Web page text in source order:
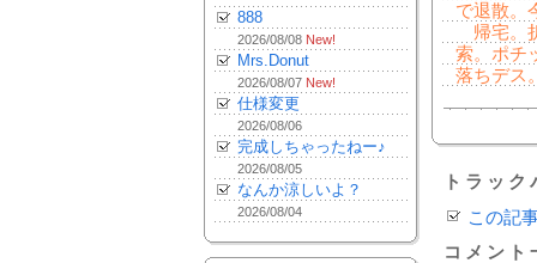
888
2026/08/08 New!
Mrs.Donut
2026/08/07 New!
仕様変更
2026/08/06
完成しちゃったねー♪
2026/08/05
なんか涼しいよ？
2026/08/04
で退散。
帰宅。
索。ポチ
落ちデス
トラッ
この記
コメント